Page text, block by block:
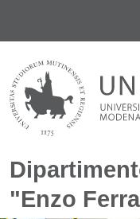
"Enzo